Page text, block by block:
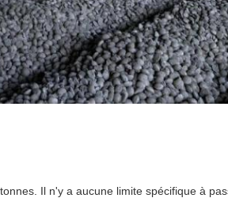
Il n'y a aucune limite spécifique à